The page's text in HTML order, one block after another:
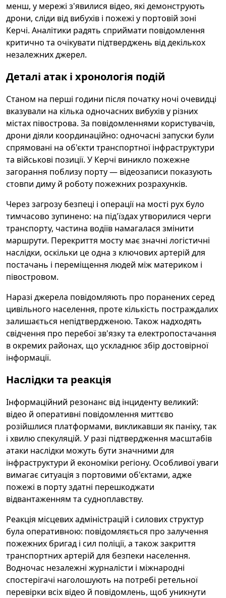
менш, у мережі з'явилися відео, які демонструють
дрони, сліди від вибухів і пожежі у портовій зоні
Керчі. Аналітики радять сприймати повідомлення
критично та очікувати підтверджень від декількох
незалежних джерел.
Деталі атак і хронологія подій
Станом на перші години після початку ночі очевидці
вказували на кілька одночасних вибухів у різних
містах півострова. За повідомленнями користувачів,
дрони діяли координаційно: одночасні запуски були
спрямовані на об'єкти транспортної інфраструктури
та військові позиції. У Керчі виникло пожежне
загорання поблизу порту — відеозаписи показують
стовпи диму й роботу пожежних розрахунків.
Через загрозу безпеці і операції на мості рух було
тимчасово зупинено: на під'їздах утворилися черги
транспорту, частина водіїв намагалася змінити
маршрути. Перекриття мосту має значні логістичні
наслідки, оскільки це одна з ключових артерій для
постачань і переміщення людей між материком і
півостровом.
Наразі джерела повідомляють про поранених серед
цивільного населення, проте кількість постраждалих
залишається непідтвердженою. Також надходять
свідчення про перебої зв'язку та електропостачання
в окремих районах, що ускладнює збір достовірної
інформації.
Наслідки та реакція
Інформаційний резонанс від інциденту великий:
відео й оперативні повідомлення миттєво
розійшлися платформами, викликавши як паніку, так
і хвилю спекуляцій. У разі підтвердження масштабів
атаки наслідки можуть бути значними для
інфраструктури й економіки регіону. Особливої уваги
вимагає ситуація з портовими об'єктами, адже
пожежі в порту здатні перешкоджати
відвантаженням та судноплавству.
Реакція місцевих адміністрацій і силових структур
була оперативною: повідомляється про залучення
пожежних бригад і сил поліції, а також закриття
транспортних артерій для безпеки населення.
Водночас незалежні журналісти і міжнародні
спостерігачі наголошують на потребі ретельної
перевірки всіх відео й повідомлень, щоб уникнути